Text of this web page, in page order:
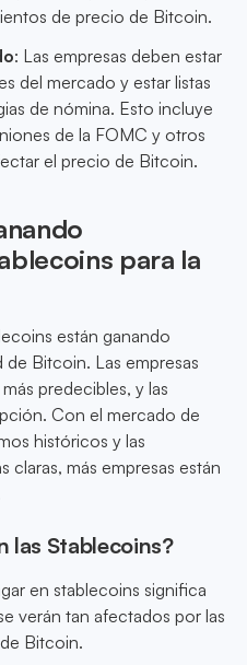
de precio de Bitcoin.
: Las empresas deben estar
del mercado y estar listas
de nómina. Esto incluye
de la FOMC y otros
el precio de Bitcoin.
para la
están ganando
Bitcoin. Las empresas
predecibles, y las
Con el mercado de
históricos y las
claras, más empresas están
las Stablecoins?
en stablecoins significa
verán tan afectados por las
Bitcoin.